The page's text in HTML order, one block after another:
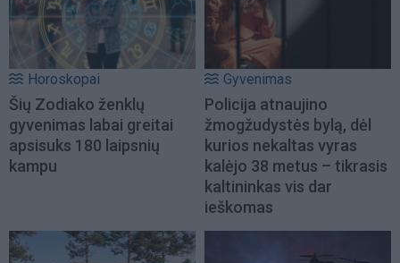
Horoskopai
Šių Zodiako ženklų
gyvenimas labai greitai
apsisuks 180 laipsnių
kampu
Gyvenimas
Policija atnaujino
žmogžudystės bylą, dėl
kurios nekaltas vyras
kalėjo 38 metus – tikrasis
kaltininkas vis dar
ieškomas